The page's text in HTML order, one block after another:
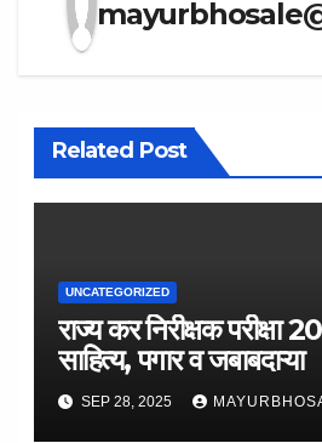
Related Post
UNCATEGORIZED
राज्य कर निरीक्षक परीक्षा
साहित्य, पगार व जबाबदाऱ्या
SEP 28, 2025